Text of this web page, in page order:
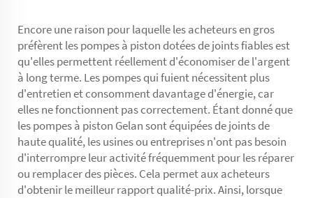
Encore une raison pour laquelle les acheteurs en gros
préfèrent les pompes à piston dotées de joints fiables est
qu'elles permettent réellement d'économiser de l'argent
à long terme. Les pompes qui fuient nécessitent plus
d'entretien et consomment davantage d'énergie, car
elles ne fonctionnent pas correctement. Étant donné que
les pompes à piston Gelan sont équipées de joints de
haute qualité, les usines ou entreprises n'ont pas besoin
d'interrompre leur activité fréquemment pour les réparer
ou remplacer des pièces. Cela permet aux acheteurs
d'obtenir le meilleur rapport qualité-prix. Ainsi, lorsque